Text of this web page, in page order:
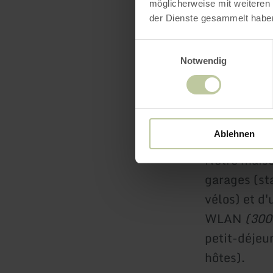
möglicherweise mit
der Dienste gesammelt
Notwendig
Ablehnen
Vous avez
passage ?
aux
A 61
7/6:Polch ;
Notre
garages
vélos) et
WLAN
petit-
hôtes).